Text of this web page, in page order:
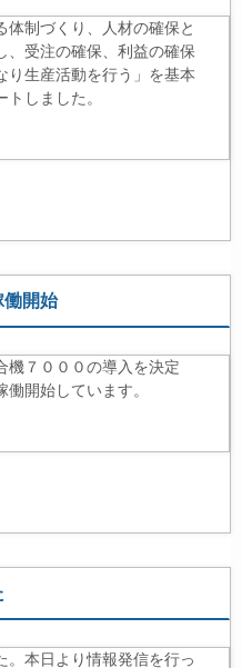
体制づくり、人材の確保と
、受注の確保、利益の確保
り生産活動を行う」を基本
しました。
働開始
機７０００の導入を決定
開始しています。
。本日より情報発信を行っ